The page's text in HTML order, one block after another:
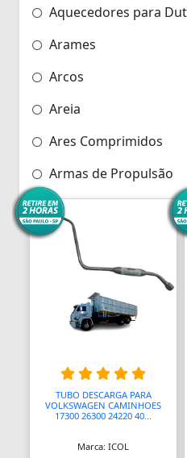
Aquecedores para
Arames
Arcos
Areia
Ares Comprimidos
Armas de Propulsão
Armações
Aros
Arrastes
Arruelas
Assento Sanitário
Assentos de Banheiras
TUBO DESCARGA PARA
VOLKSWAGEN CAMINHOES
17300 26300 24220 40...
Marca: ICOL